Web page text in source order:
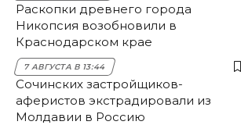
Раскопки древнего города
Никопсия возобновили в
Краснодарском крае
7 АВГУСТА В 13:44
Сочинских застройщиков-
аферистов экстрадировали из
Молдавии в Россию